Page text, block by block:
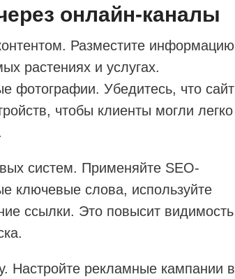
онлайн-каналы
Разместите информацию
растениях и услугах.
фотографии. Убедитесь, что сайт
чтобы клиенты могли легко
систем. Применяйте SEO-
ключевые слова, используйте
ссылки. Это повысит видимость
Настройте рекламные кампании в